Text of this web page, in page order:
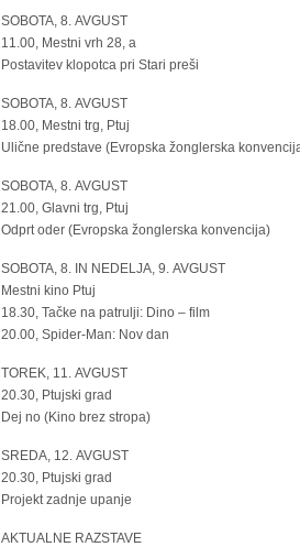
SOBOTA, 8. AVGUST
11.00, Mestni vrh 28, a
Postavitev klopotca pri Stari preši
SOBOTA, 8. AVGUST
18.00, Mestni trg, Ptuj
Ulične predstave (Evropska žonglerska
SOBOTA, 8. AVGUST
21.00, Glavni trg, Ptuj
Odprt oder (Evropska žonglerska konvencija)
SOBOTA, 8. IN NEDELJA, 9. AVGUST
Mestni kino Ptuj
18.30, Tačke na patrulji: Dino – film
20.00, Spider-Man: Nov dan
TOREK, 11. AVGUST
20.30, Ptujski grad
Dej no (Kino brez stropa)
SREDA, 12. AVGUST
20.30, Ptujski grad
Projekt zadnje upanje
AKTUALNE RAZSTAVE